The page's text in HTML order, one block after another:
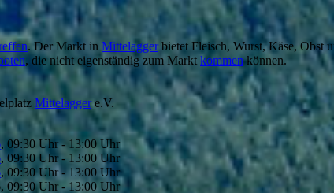
. Der Markt in Mittelaggerbietet Fleisch, Wurst, Käse, Obst
, die nicht eigenständig zum Markt kommenkönnen.
Mittelaggere.V.
, 09:30 Uhr - 13:00 Uhr
, 09:30 Uhr - 13:00 Uhr
, 09:30 Uhr - 13:00 Uhr
09:30 Uhr - 13:00 Uhr